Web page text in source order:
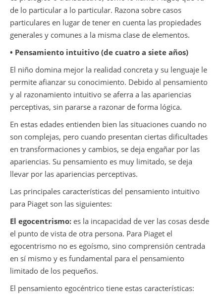
de lo particular a lo particular. Razona sobre casos
particulares en lugar de tener en cuenta las propiedades
generales y comunes a la misma clase de elementos.
• Pensamiento intuitivo (de cuatro a siete años)
El niño domina mejor la realidad concreta y su lenguaje le
permite afianzar su conocimiento. Debido al pensamiento
y al razonamiento intuitivo se aferra a las apariencias
perceptivas, sin pararse a razonar de forma lógica.
En estas edades entienden bien las situaciones cuando no
son complejas, pero cuando presentan ciertas dificultades
en transformaciones y cambios, se deja engañar por las
apariencias. Su pensamiento es muy limitado, se deja
llevar por las apariencias perceptivas.
Las principales características del pensamiento intuitivo
para Piaget son las siguientes:
El egocentrismo: es la incapacidad de ver las cosas desde
el punto de vista de otra persona. Para Piaget el
egocentrismo no es egoísmo, sino comprensión centrada
en sí mismo y es fundamental para el pensamiento
limitado de los pequeños.
El pensamiento egocéntrico tiene estas características: